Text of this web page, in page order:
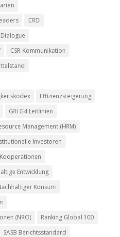
CRD
CSR-Kommunikation
Effizienzsteigerung
GRI G4 Leitlinien
Management (HRM)
Investoren
Kooperationen
Entwicklung
Konsum
(NRO)
Ranking Global 100
SASB Berichtsstandard